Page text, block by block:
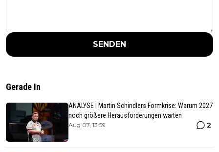
SENDEN
Gerade In
ANALYSE | Martin Schindlers Formkrise: Warum 2027
noch größere Herausforderungen warten
Aug 07, 13:59 2